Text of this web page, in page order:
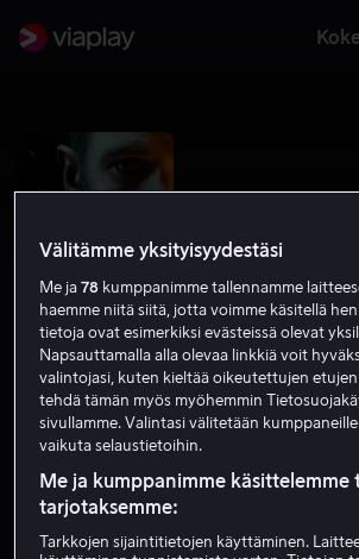
The Winter King
Tilaa nyt
Välitämme yksityisyydestäsi
Me ja78 kumppanimme tallennamme
haemme niitä siitä, jotta voimme käsitellä
tietoja ovat esimerkiksi evästeissä olevat
Napsauttamalla alla olevaa linkkiä voit
valintojasi, kuten kieltää oikeutettujen
tehdä tämän myös myöhemmin
sivullamme. Valintasi välitetään
vaikuta selaustietoihin.
Me ja kumppanimme käsittelemme
tarjotaksemme:
Tarkkojen sijaintitietojen käyttäminen.